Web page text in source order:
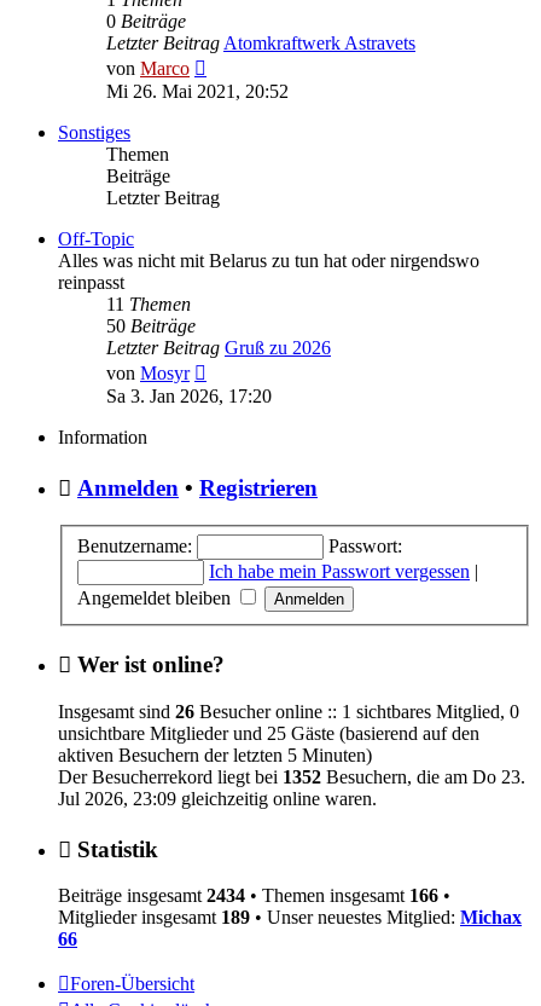
0 Beiträge
Letzter BeitragAtomkraftwerk Astravets
von Marco
Beitrag
Mi 26. Mai 2021, 20:52
Sonstiges
Themen
Beiträge
Letzter Beitrag
Off-Topic
Alles was nicht mit Belarus zu tun hat oder nirgendswo
reinpasst
11 Themen
50 Beiträge
Letzter Beitrag Gruß zu 2026
von Mosyr
Beitrag
Sa 3. Jan 2026, 17:20
Information
Anmelden • Registrieren
Benutzername:
Passwort:
Ich habe mein Passwort vergessen |
Angemeldet bleiben
Wer ist online?
Insgesamt sind 26 Besucher online :: 1 sichtbares Mitglied, 0
unsichtbare Mitglieder und 25 Gäste (basierend auf den
aktiven Besuchern der letzten 5 Minuten)
Der Besucherrekord liegt bei 1352 Besuchern, die am Do 23.
Jul 2026, 23:09 gleichzeitig online waren.
Statistik
Beiträge insgesamt 2434 • Themen insgesamt 166 •
Mitglieder insgesamt 189 • Unser neuestes Mitglied: Michax
66
Foren-Übersicht